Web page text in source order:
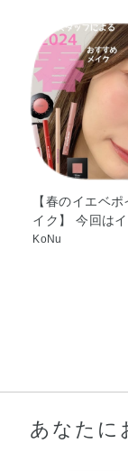
【春のイエベ
イク】 今回は
KoNu
あなたに